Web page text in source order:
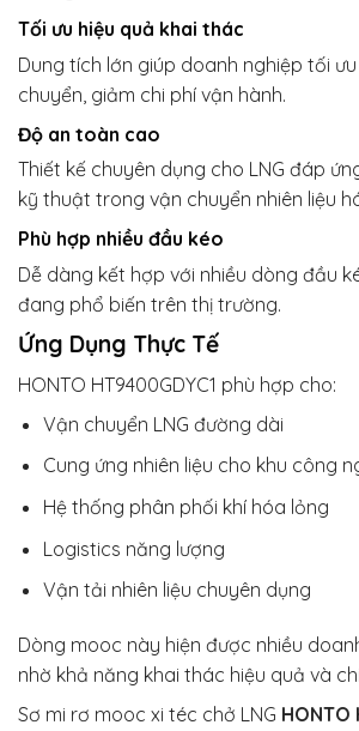
Tối ưu hiệu quả khai thác
Dung tích lớn giúp doanh nghiệp tối
chuyển, giảm chi phí vận hành.
Độ an toàn cao
Thiết kế chuyên dụng cho LNG đáp
kỹ thuật trong vận chuyển nhiên liệu
Phù hợp nhiều đầu kéo
Dễ dàng kết hợp với nhiều dòng đầu
đang phổ biến trên thị trường.
Ứng Dụng Thực Tế
HONTO HT9400GDYC1 phù hợp cho:
Vận chuyển LNG đường dài
Cung ứng nhiên liệu cho khu công
Hệ thống phân phối khí hóa lỏng
Logistics năng lượng
Vận tải nhiên liệu chuyên dụng
Dòng mooc này hiện được nhiều
nhờ khả năng khai thác hiệu quả và
Sơ mi rơ mooc xi téc chở LNG HONTO